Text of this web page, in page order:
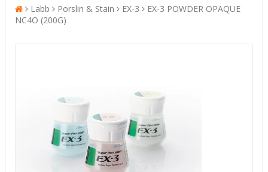
Labb Porslin & Stain EX-3
EX-3 POWDER OPAQUE
NC4O (200G)